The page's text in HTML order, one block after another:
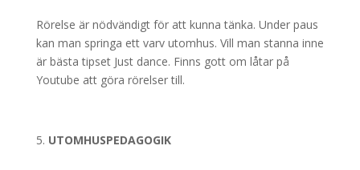
Rörelse är nödvändigt för att kunna tänka. Under paus
kan man springa ett varv utomhus. Vill man stanna inne
är bästa tipset Just dance. Finns gott om låtar på
Youtube att göra rörelser till.
UTOMHUSPEDAGOGIK